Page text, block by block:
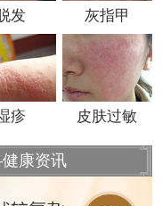
发 灰指甲
疹 皮肤过敏
康资讯